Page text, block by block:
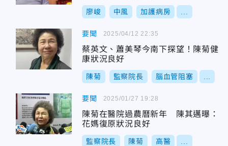
廖峻 中風 加護病房
要聞
蔡英文、蕭美琴今南下探望！陳菊健
康狀況良好
陳菊 監察院長 腦血管阻塞
2025/04/12 22:35
要聞
陳菊在醫院過農曆新年 陳其邁曝：
花媽復原狀況良好
監察院長 陳菊 高醫
2025/01/27 19:28